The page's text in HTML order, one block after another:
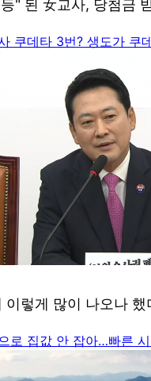
쿠데타 3번? 생도가 쿠
로 집값 안 잡아…빠른